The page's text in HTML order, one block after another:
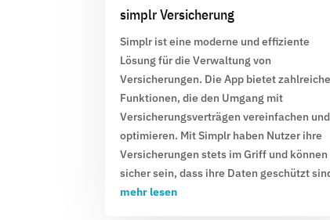
simplr Versicherung
Simplr ist eine moderne und effiziente
Lösung für die Verwaltung von
Versicherungen. Die App bietet zahlreiche
Funktionen, die den Umgang mit
Versicherungsverträgen vereinfachen und
optimieren. Mit Simplr haben Nutzer ihre
Versicherungen stets im Griff und können
sicher sein, dass ihre Daten geschützt
mehr lesen